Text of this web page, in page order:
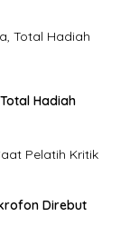
Hadiah
Direbut